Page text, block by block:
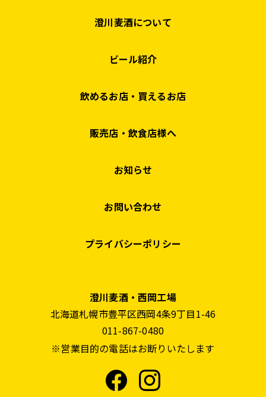
澄川麦酒について
ビール紹介
飲めるお店・買えるお店
販売店・飲食店様へ
お知らせ
お問い合わせ
プライバシーポリシー
澄川麦酒・西岡工場
北海道札幌市豊平区西岡4条9丁目1-46
011-867-0480
※営業目的の電話はお断りいたします